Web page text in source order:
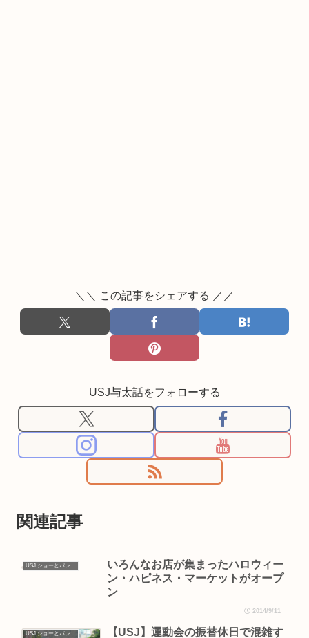
＼＼ この記事をシェアする ／／
USJ与太話をフォローする
関連記事
USJ ショーとパレード
いろんなお店が集まったハロウィー
ン・ハピネス・マーケットがオープ
ン
2014/9/11
USJ ショーとパレード 【USJ】運動会の振替休日で混雑す